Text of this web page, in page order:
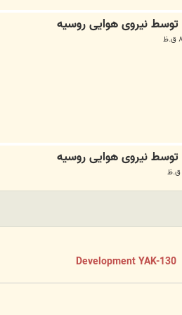
Development YAK-130